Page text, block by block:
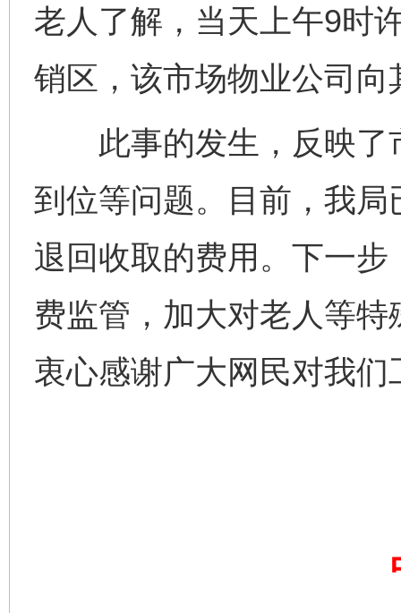
老人了解，当天上午9时
销区，该市场物业公司
此事的发生，反映了
到位等问题。目前，我
退回收取的费用。下一
费监管，加大对老人等
衷心感谢广大网民对我